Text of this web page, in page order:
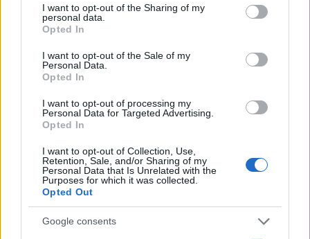
not limited to your visit or usage behaviour. You may click to
grant or deny consent to Google and its third-party tags to
use your data for below specified purposes in below Google
consent section.
I want to opt-out of the Sharing of my
personal data.
Opted In
I want to opt-out of the Sale of my
Personal Data.
Opted In
I want to opt-out of processing my
Personal Data for Targeted Advertising.
Opted In
I want to opt-out of Collection, Use,
Retention, Sale, and/or Sharing of my
Personal Data that Is Unrelated with the
Purposes for which it was collected.
Opted Out
Google consents
pareti rocciose
Alessandro Tassinari · 7 Ago 2026
1 GIORNO OUT